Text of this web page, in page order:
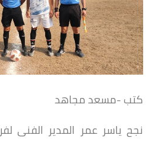
كتب -مسعد مجاهد
نجح ياسر عمر المدير الفنى